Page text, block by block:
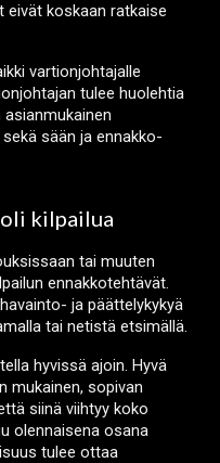
eivät koskaan ratkaise
vartionjohtajalle
tulee huolehtia
sään ja ennakko-
kilpailua
tai muuten
ennakkotehtävät.
ja päättelykykyä
tai netistäetsimällä.
hyvissä ajoin. Hyvä
mukainen, sopivan
siinä viihtyy koko
olennaisena osana
tulee ottaa